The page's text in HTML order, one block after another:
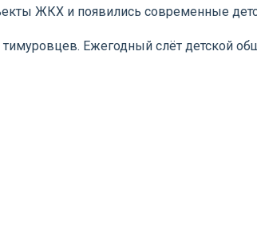
ЖКХ и появились современные
Ежегодный слёт детской